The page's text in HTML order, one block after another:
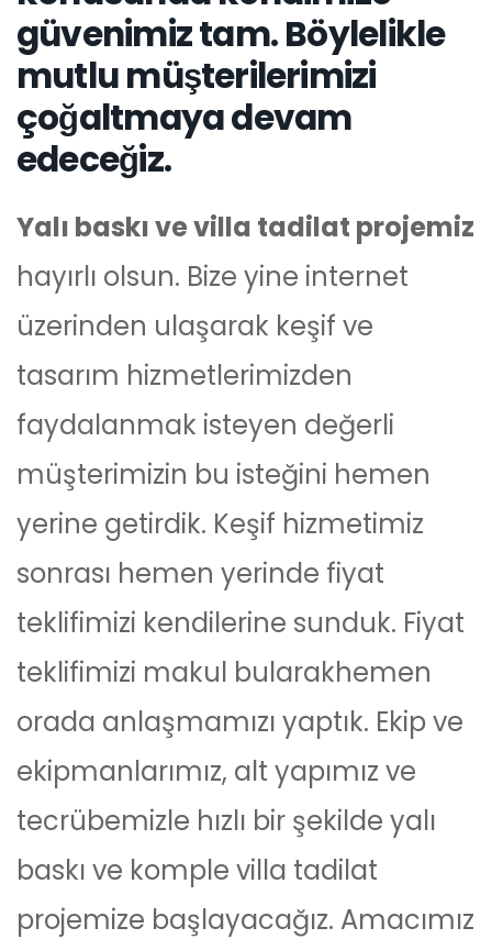
güvenimiz tam. Böylelikle
mutlu müşterilerimizi
çoğaltmaya devam
edeceğiz.
Yalı baskı ve villa tadilat projemiz
hayırlı olsun. Bize yine internet
üzerinden ulaşarak keşif ve
tasarım hizmetlerimizden
faydalanmak isteyen değerli
müşterimizin bu isteğini hemen
yerine getirdik. Keşif hizmetimiz
sonrası hemen yerinde fiyat
teklifimizi kendilerine sunduk. Fiyat
teklifimizi makul bularakhemen
orada anlaşmamızı yaptık. Ekip ve
ekipmanlarımız, alt yapımız ve
tecrübemizle hızlı bir şekilde yalı
baskı ve komple villa tadilat
projemize başlayacağız. Amacımız